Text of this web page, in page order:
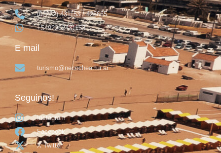
(02262) 431153 / 425665
+5492262431153
E mail
turismo@necochea.tur.ar
Seguinos!
Instagram
Facebook
X Twitter